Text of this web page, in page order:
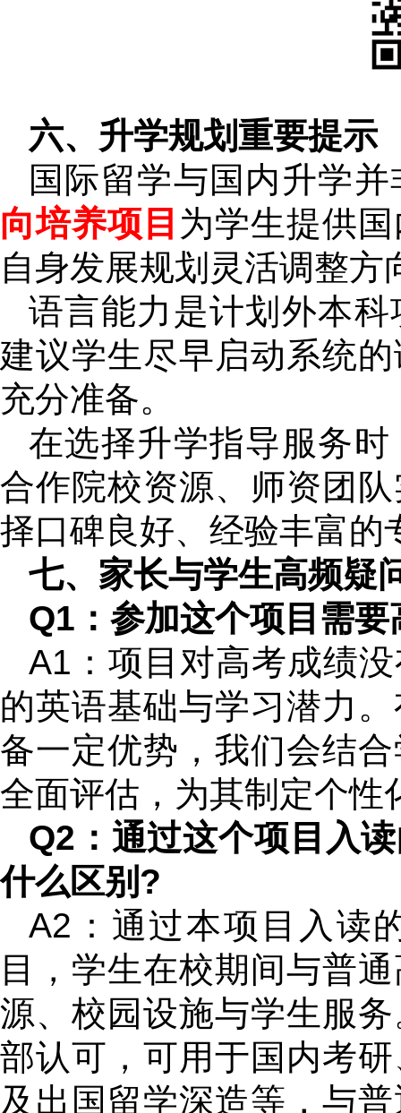
六、升学规划重要提示
国际留学与国内升学
向培养项目 为学生提供
自身发展规划灵活调整方
语言能力是计划外本
建议学生尽早启动系统
充分准备。
在选择升学指导服务
合作院校资源、师资团
择口碑良好、经验丰富的
七、家长与学生高频疑
Q1：参加这个项目需
A1：项目对高考成绩
的英语基础与学习潜力
备一定优势，我们会结
全面评估，为其制定个性
Q2：通过这个项目入
什么区别?
A2：通过本项目入读
目，学生在校期间与普
源、校园设施与学生服
部认可，可用于国内考
及出国留学深造等，与